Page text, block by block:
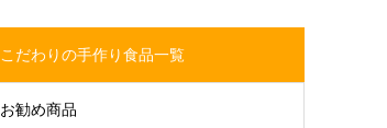
こだわりの手作り食品一覧
お勧め商品